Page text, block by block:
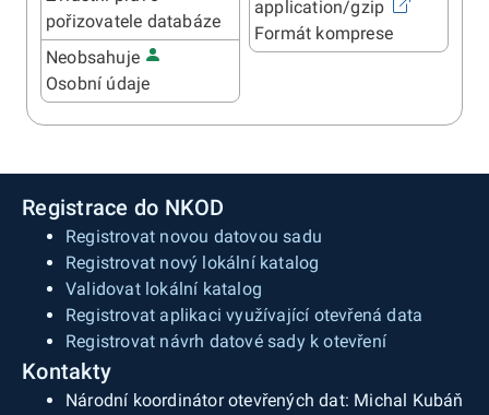
pořizovatele databáze
Neobsahuje
Osobní údaje
application/gzip
Formát komprese
Registrace do NKOD
Registrovat novou datovou sadu
Registrovat nový lokální katalog
Validovat lokální katalog
Registrovat aplikaci využívající otevřená data
Registrovat návrh datové sady k otevření
Kontakty
Národní koordinátor otevřených dat: Michal Kubáň